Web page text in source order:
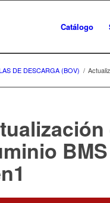
Catálogo
DE DESCARGA (BOV) /